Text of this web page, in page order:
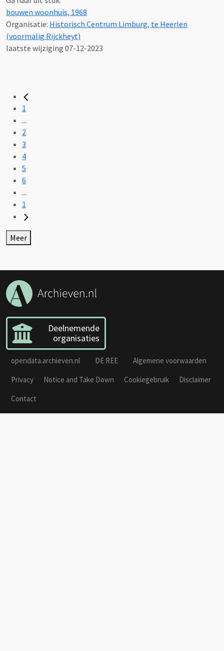
bouwen woonhuis, 1968
Organisatie: Historisch Centrum Limburg, te Heerlen
(voormalig Rijckheyt)
laatste wijziging 07-12-2023
1
...
2
3
4
5
6
...
1
Meer
Deelnemende
organisaties
opendata.archieven.nl DE REE
Algemene voorwaarden
Privacy
Notice and Take Down Cookiegebruik
Disclaimer
Contact